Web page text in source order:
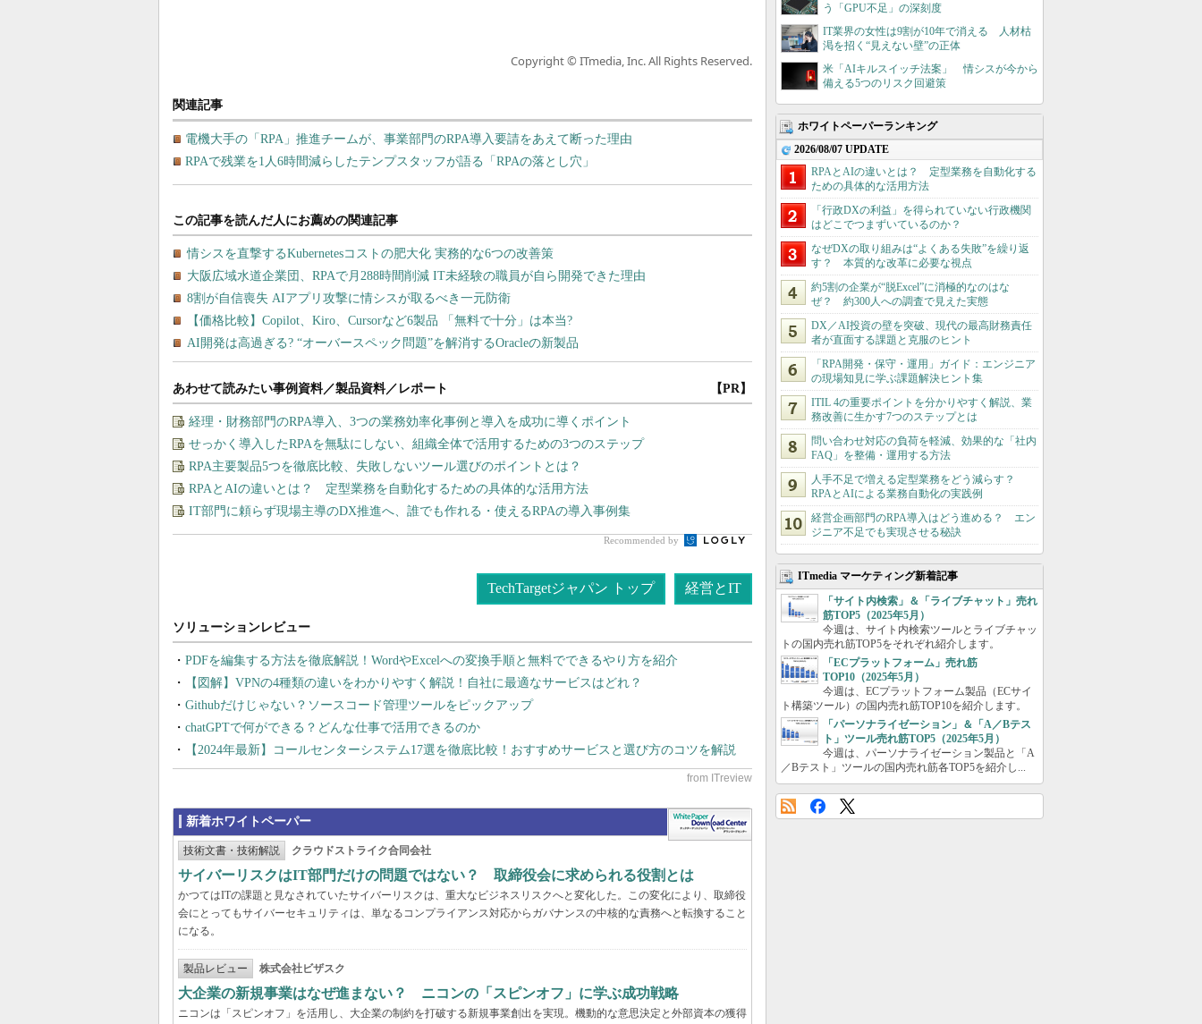
Copyright © ITmedia, Inc. All Rights Reserved.
関連記事
電機大手の「RPA」推進チームが、事業部門のRPA導入要請をあえて断った理由
RPAで残業を1人6時間減らしたテンプスタッフが語る「RPAの落とし穴」
あわせて読みたい事例資料／製品資料／レポート 【PR】
経理・財務部門のRPA導入、3つの業務効率化事例と導入を成功に導くポイント
せっかく導入したRPAを無駄にしない、組織全体で活用するための3つのステップ
RPA主要製品5つを徹底比較、失敗しないツール選びのポイントとは？
RPAとAIの違いとは？ 定型業務を自動化するための具体的な活用方法
IT部門に頼らず現場主導のDX推進へ、誰でも作れる・使えるRPAの導入事例集
Recommended by
TechTargetジャパン トップ 経営とIT
PDFを編集する方法を徹底解説！WordやExcelへの変換手順と無料でできるやり方を紹介
【図解】VPNの4種類の違いをわかりやすく解説！自社に最適なサービスはどれ？
Githubだけじゃない？ソースコード管理ツールをピックアップ
chatGPTで何ができる？どんな仕事で活用できるのか
【2024年最新】コールセンターシステム17選を徹底比較！おすすめサービスと選び方のコツを解説
新着ホワイトペーパー
技術文書・技術解説 クラウドストライク合同会社
サイバーリスクはIT部門だけの問題ではない？ 取締役会に求められる役割とは
かつてはITの課題と見なされていたサイバーリスクは、重大なビジネスリスクへと変化した。この変化により、取締役
会にとってもサイバーセキュリティは、単なるコンプライアンス対応からガバナンスの中核的な責務へと転換すること
になる。
製品レビュー 株式会社ビザスク
大企業の新規事業はなぜ進まない？ ニコンの「スピンオフ」に学ぶ成功戦略
ニコンは「スピンオフ」を活用し、大企業の制約を打破する新規事業創出を実現。機動的な意思決定と外部資本の獲得
う「GPU不足」の深刻度
IT業界の女性は9割が10年で消える 人材枯
渇を招く“見えない壁”の正体
米「AIキルスイッチ法案」 情シスが今から
備える5つのリスク回避策
ホワイトペーパーランキング
2026/08/07 UPDATE
RPAとAIの違いとは？ 定型業務を自動化する
ための具体的な活用方法
「行政DXの利益」を得られていない行政機関
はどこでつまずいているのか？
なぜDXの取り組みは“よくある失敗”を繰り返
す？ 本質的な改革に必要な視点
約5割の企業が“脱Excel”に消極的なのはな
ぜ？ 約300人への調査で見えた実態
DX／AI投資の壁を突破、現代の最高財務責任
者が直面する課題と克服のヒント
「RPA開発・保守・運用」ガイド：エンジニア
の現場知見に学ぶ課題解決ヒント集
ITIL 4の重要ポイントを分かりやすく解説、業
務改善に生かす7つのステップとは
問い合わせ対応の負荷を軽減、効果的な「社内
FAQ」を整備・運用する方法
人手不足で増える定型業務をどう減らす？
RPAとAIによる業務自動化の実践例
経営企画部門のRPA導入はどう進める？ エン
ジニア不足でも実現させる秘訣
ITmedia マーケティング新着記事
「サイト内検索」＆「ライブチャット」売れ
筋TOP5（2025年5月）
今週は、サイト内検索ツールとライブチャッ
トの国内売れ筋TOP5をそれぞれ紹介します。
「ECプラットフォーム」売れ筋
TOP10（2025年5月）
今週は、ECプラットフォーム製品（ECサイ
ト構築ツール）の国内売れ筋TOP10を紹介します。
「パーソナライゼーション」＆「A／Bテス
ト」ツール売れ筋TOP5（2025年5月）
今週は、パーソナライゼーション製品と「A
／Bテスト」ツールの国内売れ筋各TOP5を紹介し...